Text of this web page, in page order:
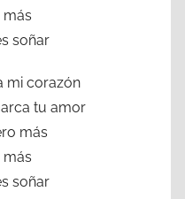
más
soñar
mi corazón
tu amor
más
más
soñar